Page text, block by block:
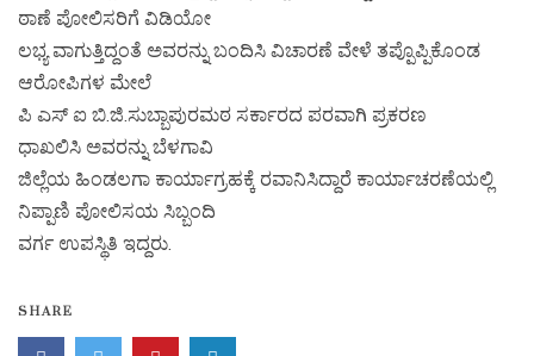
ಠಾಣೆ ಪೋಲಿಸರಿಗೆ ವಿಡಿಯೋ
ಲಭ್ಯ ವಾಗುತ್ತಿದ್ದಂತೆ ಅವರನ್ನು ಬಂದಿಸಿ ವಿಚಾರಣೆ ವೇಳೆ ತಪ್ಪೊಪ್ಪಿಕೊಂಡ
ಆರೋಪಿಗಳ ಮೇಲೆ
ಪಿ ಎಸ್ ಐ ಬಿ.ಜಿ.ಸುಬ್ಬಾಪುರಮಠ ಸರ್ಕಾರದ ಪರವಾಗಿ ಪ್ರಕರಣ
ಧಾಖಲಿಸಿ ಅವರನ್ನು ಬೆಳಗಾವಿ
ಜಿಲ್ಲೆಯ ಹಿಂಡಲಗಾ ಕಾರ್ಯಾಗ್ರಹಕ್ಕೆ ರವಾನಿಸಿದ್ದಾರೆ ಕಾರ್ಯಾಚರಣೆಯಲ್ಲಿ
ನಿಪ್ಪಾಣಿ ಪೋಲಿಸಯ ಸಿಬ್ಬಂದಿ
ವರ್ಗ ಉಪಸ್ಥಿತಿ ಇದ್ದರು.
SHARE